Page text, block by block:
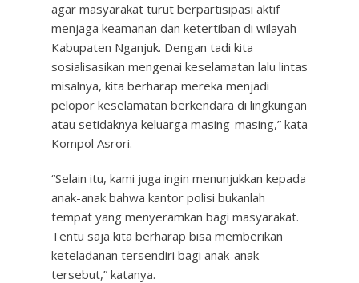
agar masyarakat turut berpartisipasi aktif
menjaga keamanan dan ketertiban di wilayah
Kabupaten Nganjuk. Dengan tadi kita
sosialisasikan mengenai keselamatan lalu lintas
misalnya, kita berharap mereka menjadi
pelopor keselamatan berkendara di lingkungan
atau setidaknya keluarga masing-masing,” kata
Kompol Asrori.
“Selain itu, kami juga ingin menunjukkan kepada
anak-anak bahwa kantor polisi bukanlah
tempat yang menyeramkan bagi masyarakat.
Tentu saja kita berharap bisa memberikan
keteladanan tersendiri bagi anak-anak
tersebut,” katanya.